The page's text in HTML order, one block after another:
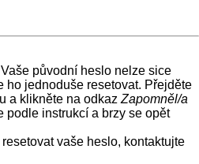
původní heslo nelze sice
ho jednoduše resetovat. Přejděte
a klikněte na odkaz Zapomněl/a
podle instrukcí a brzy se opět
vaše heslo, kontaktujte